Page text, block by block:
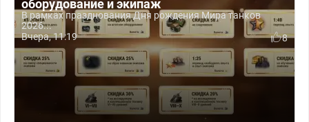
оборудование и экипаж
В рамках празднования Дня рождения Мира танков
2026...
Вчера, 11:19
8